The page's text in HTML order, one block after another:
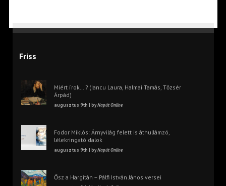
Friss
Miért írok… ? (Iancu Laura, Halmai Tamás, Tőzsér
Árpád)
augusztus 9th | byNapút Online
Fodor Miklós: Árnyvilág felett is áthullámzó,
lélekringató dalok
augusztus 9th | byNapút Online
Ősz a Hargitán – Pálfi István János versei